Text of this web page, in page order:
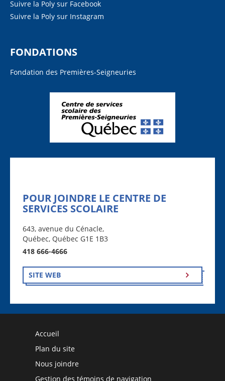
Suivre la Poly sur Facebook
Suivre la Poly sur Instagram
FONDATIONS
Fondation des Premières-Seigneuries
POUR JOINDRE LE CENTRE DE
SERVICES SCOLAIRE
643, avenue du Cénacle,
Québec, Québec G1E 1B3
418 666-4666
SITE WEB
Accueil
Plan du site
Nous joindre
Gestion des témoins de navigation